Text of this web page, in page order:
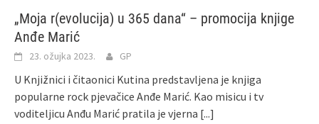
„Moja r(evolucija) u 365 dana“ – promocija knjige
Anđe Marić
23. ožujka 2023. GP
U Knjižnici i čitaonici Kutina predstavljena je knjiga
popularne rock pjevačice Anđe Marić. Kao misicu i tv
voditeljicu Anđu Marić pratila je vjerna [...]